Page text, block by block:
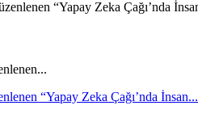
“Yapay Zeka Çağı’nda İnsan...